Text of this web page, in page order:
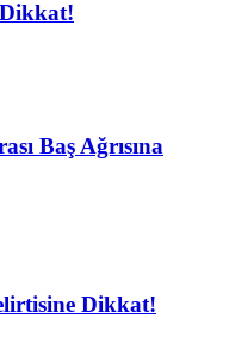
Baş Ağrısına
Dikkat!